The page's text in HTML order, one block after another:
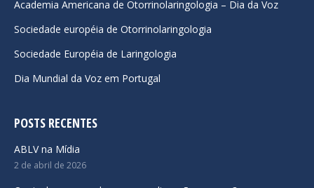
windowwindowwindow
Academia Americana de Otorrinolaringologia – Dia da Voz
Sociedade européia de Otorrinolaringologia
Sociedade Européia de Laringologia
Dia Mundial da Voz em Portugal
POSTS RECENTES
ABLV na Mídia
2 de abril de 2026